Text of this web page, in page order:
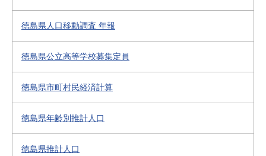
徳島県人口移動調査 年報
徳島県公立高等学校募集定員
徳島県市町村民経済計算
徳島県年齢別推計人口
徳島県推計人口